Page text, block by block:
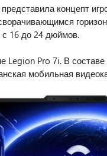
концепт
16 до 24 дюймов.
Legion Pro 7i. В
мобильная